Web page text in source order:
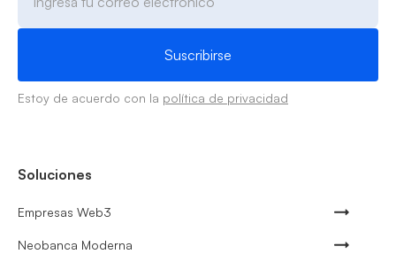
Estoy de acuerdo con la política de privacidad
Soluciones
Empresas Web3
Neobanca Moderna